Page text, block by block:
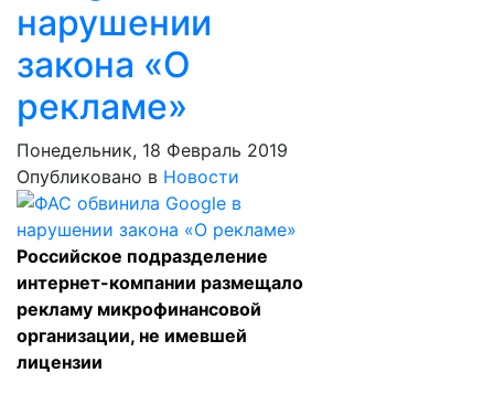
нарушении
закона «О
рекламе»
Понедельник, 18 Февраль 2019
Опубликовано в Новости
Российское подразделение
интернет-компании размещало
рекламу микрофинансовой
организации, не имевшей
лицензии